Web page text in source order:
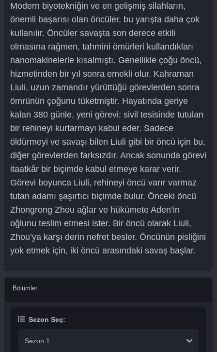
Modern biyotekniğin ve en gelişmiş silahların,
önemli başarısı olan öncüler, bu yarışta daha çok
kullanılır. Öncüler savaşta son derece etkili
olmasına rağmen, tahmini ömürleri kullandıkları
nanomakinelerle kısalmıştı. Genellikle çoğu öncü,
hizmetinden bir yıl sonra emekli olur. Kahraman
Liuli, uzun zamandır yürüttüğü görevlerden sonra
ömrünün çoğunu tüketmiştir. Hayatında geriye
kalan 380 günle, yeni görevi; sivil tesisinde tutulan
bir rehineyi kurtarmayı kabul eder. Sadece
öldürmeyi ve savaşı bilen Liuli gibi bir öncü için bu,
diğer görevlerden farksızdır. Ancak sonunda görevi
itaatkâr bir biçimde kabul etmeye karar verir.
Görevi boyunca Liuli, rehineyi öncü varır varmaz
tutan adamı şaşırtıcı biçimde bulur. Önceki öncü
Zhongrong Zhou ağlar ve hükümete Aden’in
oğlunu teslim etmesi ister. Bir öncü olarak Liuli,
Zhou’ya karşı derin nefret besler. Öncünün pisliğini
yok etmek için, iki öncü arasındaki savaş başlar.
Bölümler
Sezon Seç:
Sezon 1